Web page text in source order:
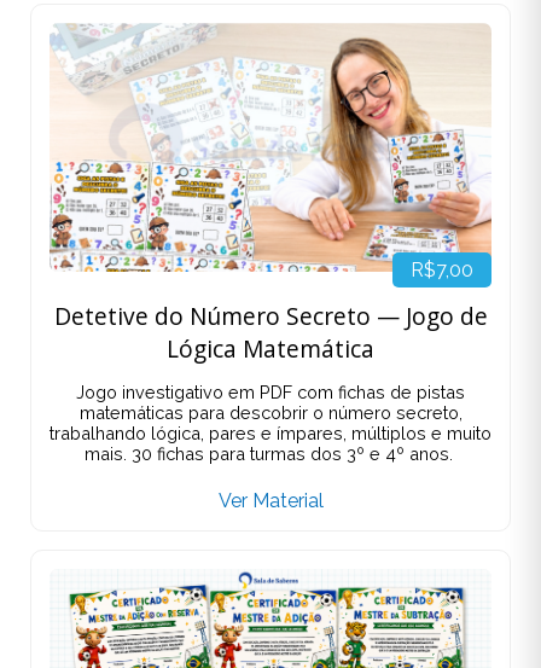
R$7,00
Detetive do Número Secreto — Jogo de
Lógica Matemática
Jogo investigativo em PDF com fichas de pistas
matemáticas para descobrir o número secreto,
trabalhando lógica, pares e ímpares, múltiplos e muito
mais. 30 fichas para turmas dos 3º e 4º anos.
Ver Material